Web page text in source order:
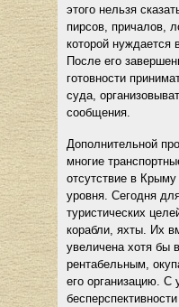
этого нельзя
пирсов, причалов,
которой нуждается
После его
готовности
суда,
сообщения.
Дополнительной
многие
отсутствие в
уровня. Сегодня
туристических
корабли, яхты. Их
увеличена хотя бы
рентабельным,
его организацию. С